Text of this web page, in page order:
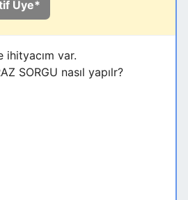
Üye*
ihityacım var.
SORGU nasıl yapılr?